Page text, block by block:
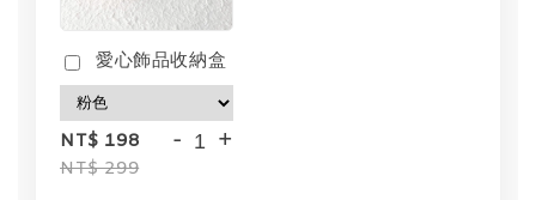
愛心飾品收納盒
NT$ 198
NT$ 299
- +